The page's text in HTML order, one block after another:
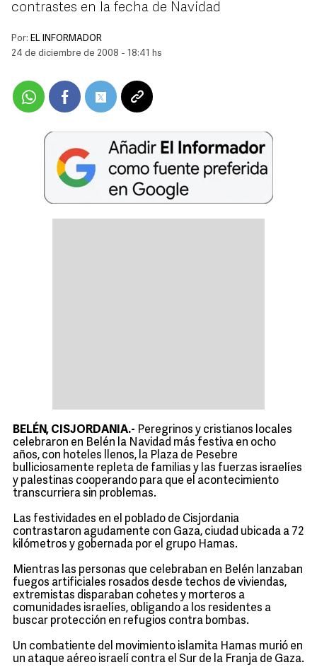
contrastes en la fecha de Navidad
Por: EL INFORMADOR
24 de diciembre de 2008 - 18:41 hs
BELÉN, CISJORDANIA.- Peregrinos y cristianos locales
celebraron en Belén la Navidad más festiva en ocho
años, con hoteles llenos, la Plaza de Pesebre
bulliciosamente repleta de familias y las fuerzas israelíes
y palestinas cooperando para que el acontecimiento
transcurriera sin problemas.
Las festividades en el poblado de Cisjordania
contrastaron agudamente con Gaza, ciudad ubicada a 72
kilómetros y gobernada por el grupo Hamas.
Mientras las personas que celebraban en Belén lanzaban
fuegos artificiales rosados desde techos de viviendas,
extremistas disparaban cohetes y morteros a
comunidades israelíes, obligando a los residentes a
buscar protección en refugios contra bombas.
Un combatiente del movimiento islamita Hamas murió en
un ataque aéreo israelí contra el Sur de la Franja de Gaza.